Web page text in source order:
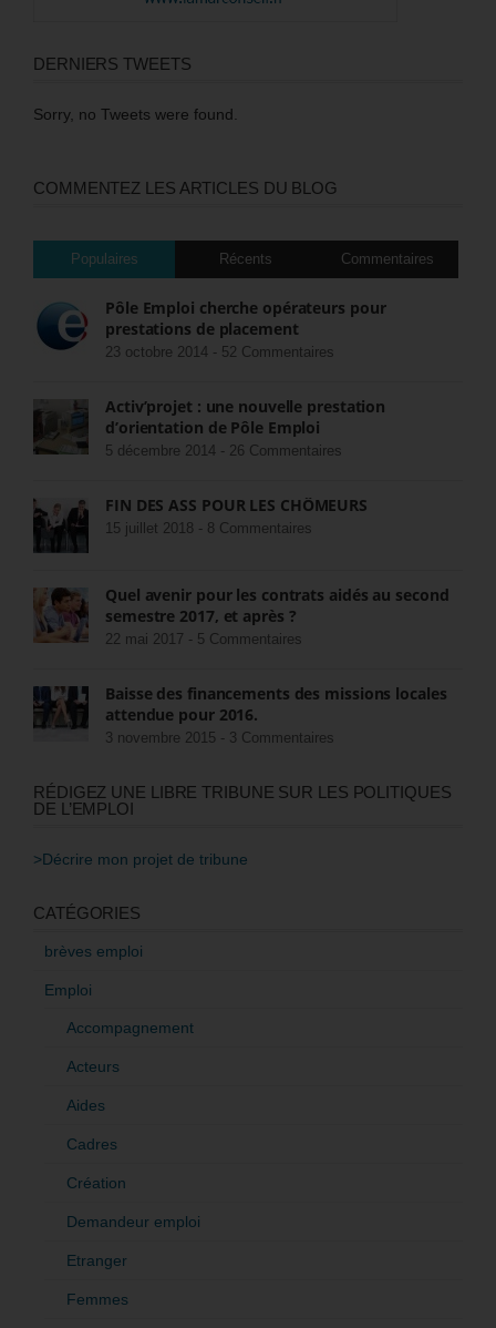
DERNIERS TWEETS
Sorry, no Tweets were found.
COMMENTEZ LES ARTICLES DU BLOG
Populaires Récents Commentaires
Pôle Emploi cherche opérateurs pour
prestations de placement
23 octobre 2014 - 52 Commentaires
Activ’projet : une nouvelle prestation
d’orientation de Pôle Emploi
5 décembre 2014 - 26 Commentaires
FIN DES ASS POUR LES CHÔMEURS
15 juillet 2018 - 8 Commentaires
Quel avenir pour les contrats aidés au second
semestre 2017, et après ?
22 mai 2017 - 5 Commentaires
Baisse des financements des missions locales
attendue pour 2016.
3 novembre 2015 - 3 Commentaires
RÉDIGEZ UNE LIBRE TRIBUNE SUR LES POLITIQUES
DE L’EMPLOI
>Décrire mon projet de tribune
CATÉGORIES
brèves emploi
Emploi
Accompagnement
Acteurs
Aides
Cadres
Création
Demandeur emploi
Etranger
Femmes